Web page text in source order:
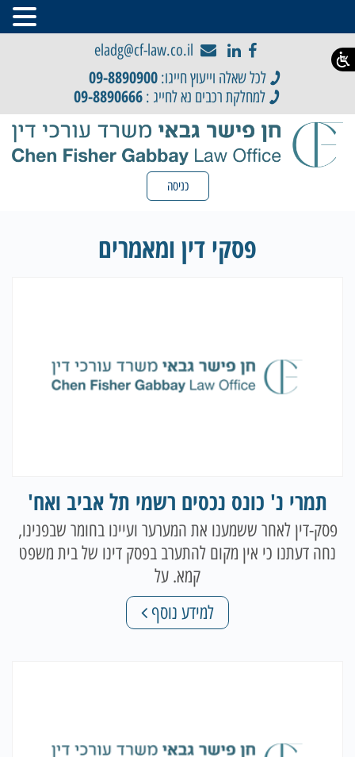
eladg@cf-law.co.il
לכל שאלה וייעוץ חייגו: 09-8890900
למחלקת רכבים נא לחייג : 09-8890666
כניסה
פסקי דין ומאמרים
תמרי נ' כונס נכסים רשמי תל אביב ואח'
פסק-דין לאחר ששמענו את המערער ועיינו בחומר שבפנינו,
נחה דעתנו כי אין מקום להתערב בפסק דינו של בית משפט
קמא. על
למידע נוסף